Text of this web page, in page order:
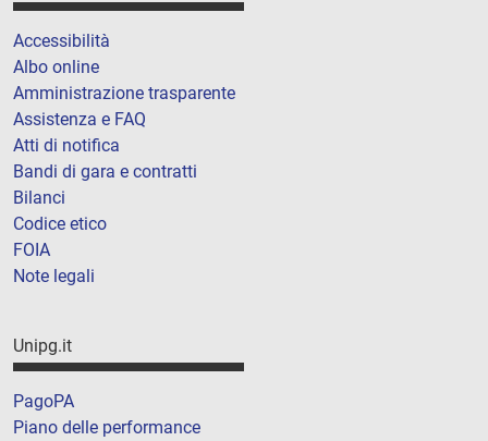
Accessibilità
Albo online
Amministrazione trasparente
Assistenza e FAQ
Atti di notifica
Bandi di gara e contratti
Bilanci
Codice etico
FOIA
Note legali
Unipg.it
PagoPA
Piano delle performance